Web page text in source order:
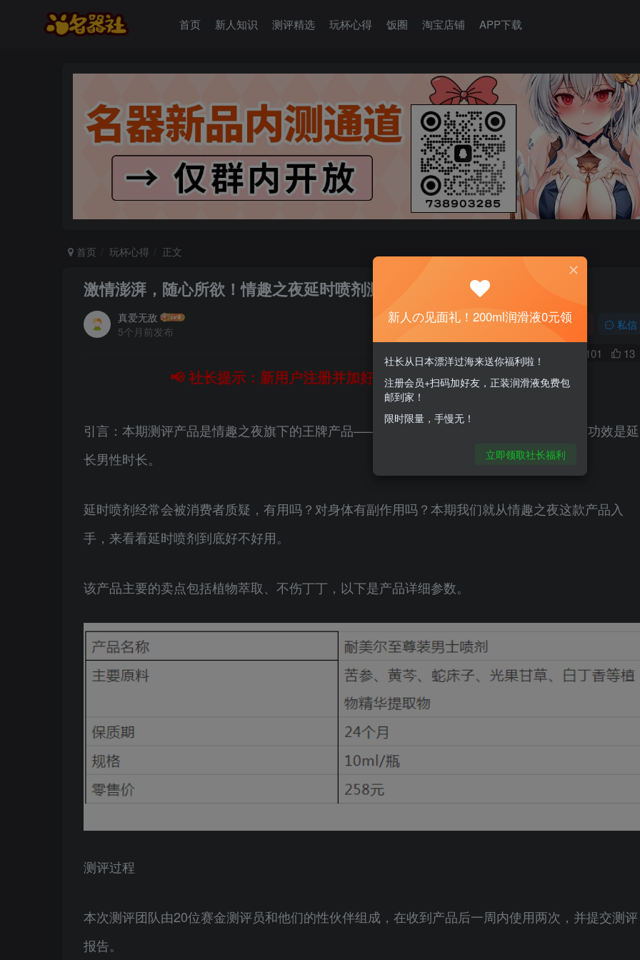
首页 新人知识 测评精选 玩杯心得 饭圈 淘宝店铺 APP下载
首页 玩杯心得 正文
激情澎湃，随心所欲！情趣之夜延时喷剂测评
真爱无敌
5个月前发布
关注 私信
101 13
📢 社长提示：新用户注册并加好友，免费领200ml润滑液哦～
引言：本期测评产品是情趣之夜旗下的王牌产品——2019年最新版情趣之夜至尊装，主打功效是延
长男性时长。
延时喷剂经常会被消费者质疑，有用吗？对身体有副作用吗？本期我们就从情趣之夜这款产品入
手，来看看延时喷剂到底好不好用。
该产品主要的卖点包括植物萃取、不伤丁丁，以下是产品详细参数。
测评过程
本次测评团队由20位赛金测评员和他们的性伙伴组成，在收到产品后一周内使用两次，并提交测评
报告。
新人の见面礼！200ml润滑液0元领
社长从日本漂洋过海来送你福利啦！
注册会员+扫码加好友，正装润滑液免费包
邮到家！
限时限量，手慢无！
立即领取社长福利